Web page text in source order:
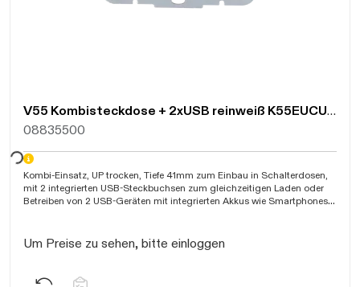
V55 Kombisteckdose + 2xUSB reinweiß K55EUCUSBL/04
08835500
Kombi-Einsatz, UP trocken, Tiefe 41mm zum Einbau in Schalterdosen,
mit 2 integrierten USB-Steckbuchsen zum gleichzeitigen Laden oder
Betreiben von 2 USB-Geräten mit integrierten Akkus wie Smartphones,
Berührungsschutz und Kombi-Zentralscheibe 55x55mm,
Ausgangsspannung 5V-DC, Ausgangsstrom 2800mA,
Um Preise zu sehen, bitte einloggen